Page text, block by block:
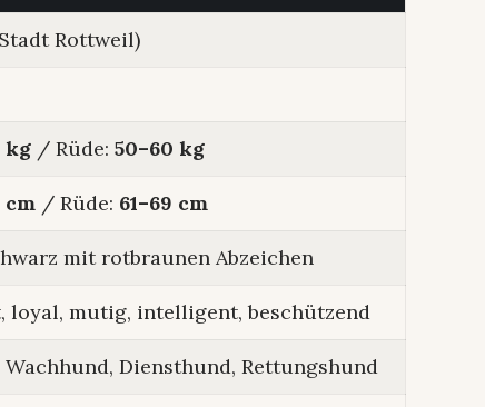
Rottweil)
kg / Rüde:50–60 kg
cm / Rüde: 61–69 cm
mit rotbraunen Abzeichen
loyal, mutig, intelligent, beschützend
Diensthund, Rettungshund